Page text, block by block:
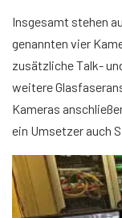
Insgesamt stehen
genannten vier
zusätzliche Talk-
weitere
Kameras
ein Umsetzer auch